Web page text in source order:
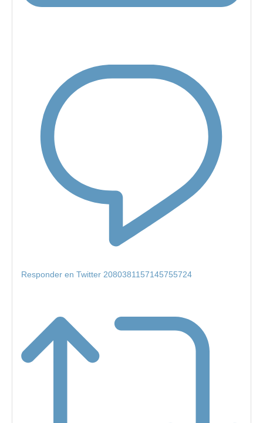
Responder en Twitter 2080381157145755724